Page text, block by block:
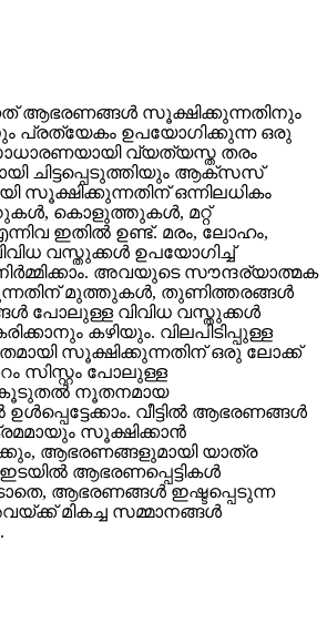
ആഭരണങ്ങൾ സൂക്ഷിക്കുന്നതിനും
പ്രത്യേകം ഉപയോഗിക്കുന്ന ഒരു
വ്യത്യസ്ത തരം
ചിട്ടപ്പെടുത്തിയും ആക്‌സസ്
സൂക്ഷിക്കുന്നതിന് ഒന്നിലധികം
കൊളുത്തുകൾ, മറ്റ്
ഇതിൽ ഉണ്ട്. മരം, ലോഹം,
വസ്തുക്കൾ ഉപയോഗിച്ച്
അവയുടെ സൗന്ദര്യാത്മക
മുത്തുകൾ, തുണിത്തരങ്ങൾ
പോലുള്ള വിവിധ വസ്തുക്കൾ
കഴിയും. വിലപിടിപ്പുള്ള
സൂക്ഷിക്കുന്നതിന് ഒരു ലോക്ക്
സിസ്റ്റം പോലുള്ള
നൂതനമായ
വീട്ടിൽ ആഭരണങ്ങൾ
സൂക്ഷിക്കാൻ
ആഭരണങ്ങളുമായി യാത്ര
ആഭരണപ്പെട്ടികൾ
ആഭരണങ്ങൾ ഇഷ്ടപ്പെടുന്ന
മികച്ച സമ്മാനങ്ങൾ